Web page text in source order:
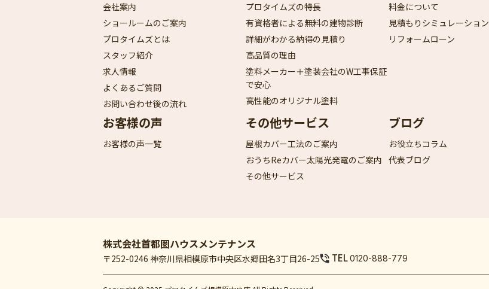
会社案内
ショールームのご案内
プロタイムズとは
スタッフ紹介
求人情報
よくあるご質問
お問い合わせ後の流れ
プロタイムズの特長
有資格者による無料の建物診断
詳細がわかる納得の見積り
高品質の理由
塗料メーカー＋塗装会社のW工事保証
で安心
高性能のオリジナル塗料
料金について
見積もりシミュレーション
リフォームローン
お客様の声
お客様の声一覧
その他サービス
屋根カバー工法のご案内
おうちReカバー太陽光発電のご案内
その他サービス
ブログ
お役立ちコラム
代表ブログ
株式会社首都圏ハウスメンテナンス
〒252-0246 神奈川県相模原市中央区水郷田名3丁目26-25 TEL0120-888-779